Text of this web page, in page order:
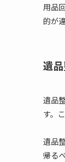
用品
的が
遺
遺品
す。
遺品
帰る